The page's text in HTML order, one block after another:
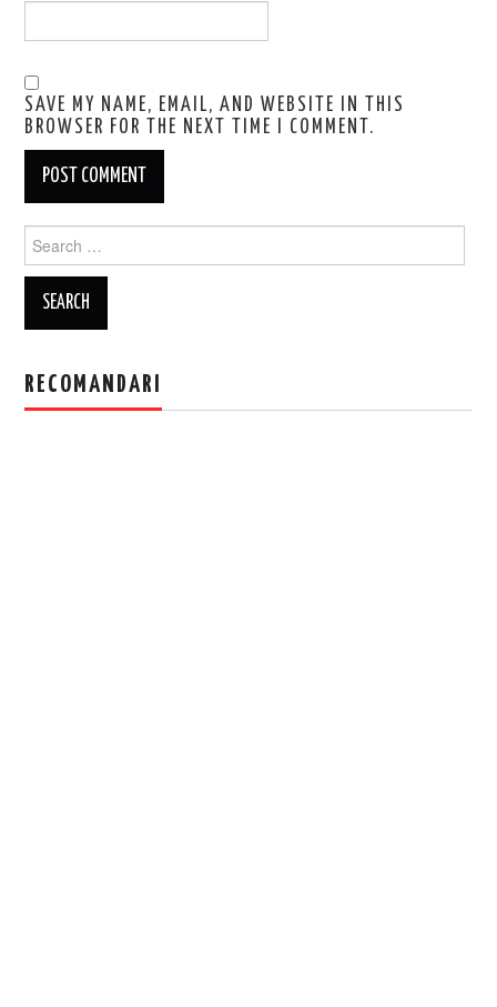
SAVE MY NAME, EMAIL, AND WEBSITE IN THIS
BROWSER FOR THE NEXT TIME I COMMENT.
Search
for:
RECOMANDARI